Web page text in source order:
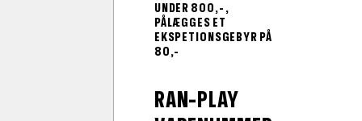
UNDER 800,- ,
PÅLÆGGES ET
EKSPETIONSGEBYR PÅ
80,-
RAN-PLAY